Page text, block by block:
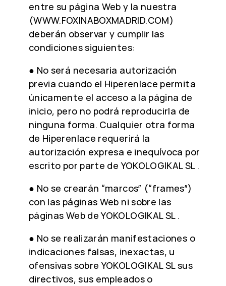
entre su página Web y la nuestra
(WWW.FOXINABOXMADRID.COM)
deberán observar y cumplir las
condiciones siguientes:
● No será necesaria autorización
previa cuando el Hiperenlace permita
únicamente el acceso a la página de
inicio, pero no podrá reproducirla de
ninguna forma. Cualquier otra forma
de Hiperenlace requerirá la
autorización expresa e inequívoca por
escrito por parte de YOKOLOGIKAL SL .
● No se crearán “marcos” (“frames”)
con las páginas Web ni sobre las
páginas Web de YOKOLOGIKAL SL .
● No se realizarán manifestaciones o
indicaciones falsas, inexactas, u
ofensivas sobre YOKOLOGIKAL SL sus
directivos, sus empleados o